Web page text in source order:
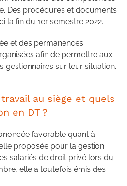
Des procédures et documents
la fin du 1er semestre 2022.
et des permanences
afin de permettre aux
gestionnaires sur leur situation.
au siège et quels
en DT ?
favorable quant à
proposée pour la gestion
salariés de droit privé lors du
elle a toutefois émis des